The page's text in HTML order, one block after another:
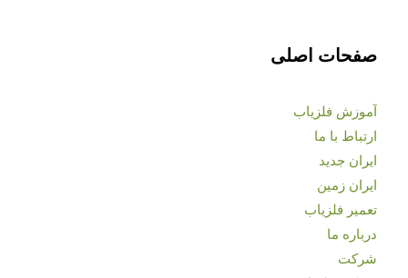
صفحات اصلی
آموزش فلزیاب
ارتباط با ما
ایران جدید
ایران زمین
تعمیر فلزیاب
درباره ما
شرکت